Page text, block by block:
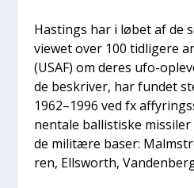
Hastings har i løbet af de
viewet over 100 tid­li­ge­re
(USAF) om deres ufo-
de beskri­ver, har fun­det
1962–1996 ved fx
nen­tale bal­li­sti­ske
de mili­tæ­re baser:
ren, Ellsworth,